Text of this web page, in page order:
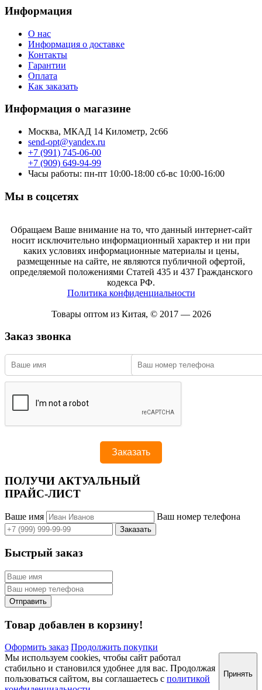
Информация
О нас
Информация о доставке
Контакты
Гарантии
Оплата
Как заказать
Информация о магазине
Москва, МКАД 14 Километр, 2с66
send-opt@yandex.ru
+7 (991) 745-06-00
+7 (909) 649-94-99
Часы работы: пн-пт 10:00-18:00 сб-вс 10:00-16:00
Мы в соцсетях
Обращаем Ваше внимание на то, что данный интернет-сайт
носит исключительно информационный характер и ни при
каких условиях информационные материалы и цены,
размещенные на сайте, не являются публичной офертой,
определяемой положениями Статей 435 и 437 Гражданского
кодекса РФ.
Политика конфиденциальности
Товары оптом из Китая, © 2017 — 2026
Заказ звонка
ПОЛУЧИ АКТУАЛЬНЫЙ
ПРАЙС-ЛИСТ
Ваше имя Ваш номер телефона
Быстрый заказ
Товар добавлен в корзину!
Оформить заказ Продолжить покупки
Мы используем cookies, чтобы сайт работал
стабильно и становился удобнее для вас. Продолжая
пользоваться сайтом, вы соглашаетесь с политикой
Принять